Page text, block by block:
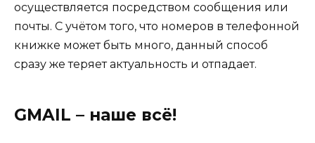
осуществляется посредством сообщения или
почты. С учётом того, что номеров в телефонной
книжке может быть много, данный способ
сразу же теряет актуальность и отпадает.
GMAIL – наше всё!